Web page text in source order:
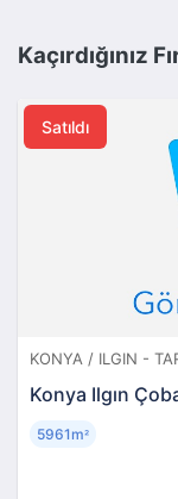
Kaçırdığınız
Satıldı
KONYA / ILGIN -
Konya Ilgın
5961m²